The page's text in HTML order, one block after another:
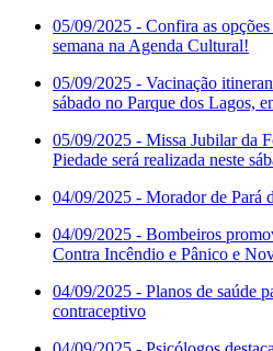
05/09/2025 - Confira as
semana na Agenda Cultural!
05/09/2025 - Vacinação
sábado no Parque dos Lagos,
05/09/2025 - Missa Jubilar da
Piedade será realizada neste
04/09/2025 - Morador de Pará
04/09/2025 - Bombeiros
Contra Incêndio e Pânico e
04/09/2025 - Planos de saúde
contraceptivo